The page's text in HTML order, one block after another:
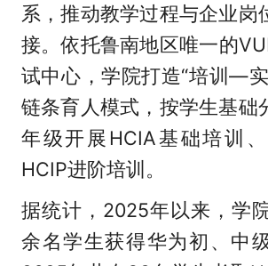
系，推动教学过程与企业岗
接。依托鲁南地区唯一的
试中心，学院打造“培训—
链条育人模式，按学生基础
年级开展HCIA基础培训
HCIP进阶培训。
据统计，2025年以来，学
余名学生获得华为初、中